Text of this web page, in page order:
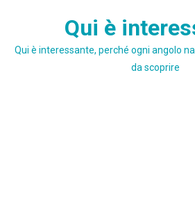
Qui è
Qui è interessante, perché ogni angolo
da scoprire